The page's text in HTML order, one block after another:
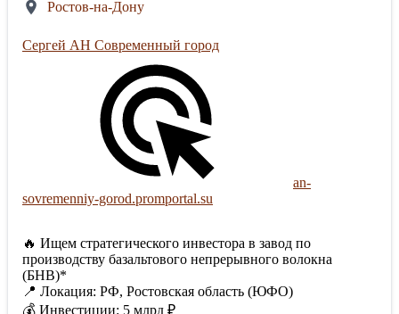
Ростов-на-Дону
Сергей АН Современный город
an-
sovremenniy-gorod.promportal.su
🔥 Ищем стратегического инвестора в завод по
производству базальтового непрерывного волокна
(БНВ)*
📍 Локация: РФ, Ростовская область (ЮФО)
💰 Инвестиции: 5 млрд ₽